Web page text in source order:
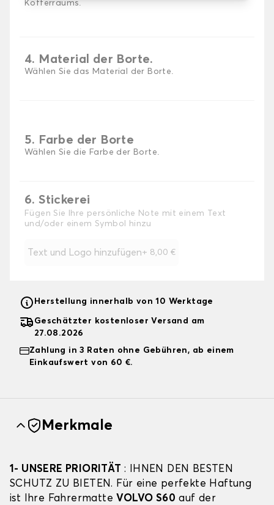
Kofferraums.
4. Material der Borte.
Wählen Sie das Material der Borte.
5. Farbe der Borte
Wählen Sie die Farbe der Borte.
6. Stickerei
Fügen Sie Ihre persönliche Note mit einem Text
und/oder einem Symbol hinzu
Text und Logo hinzufügen+ 8,00 €
Herstellung innerhalb von 10 Werktage
Geschätzter kostenloser Versand am
27.08.2026
Zahlung in 3 Raten ohne Gebühren, ab einem
Einkaufswert von 60 €.
Merkmale
1- UNSERE PRIORITÄT : IHNEN DEN BESTEN
SCHUTZ ZU BIETEN. Für eine perfekte Haftung
ist Ihre Fahrermatte VOLVO S60 auf der